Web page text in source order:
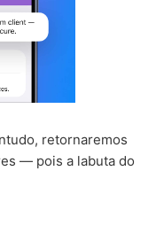
retornaremos
— pois a labuta do